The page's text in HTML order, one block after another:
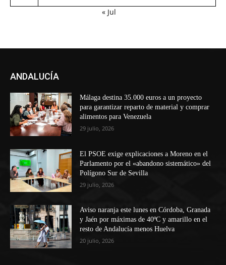
« Jul
ANDALUCÍA
Málaga destina 35.000 euros a un proyecto
para garantizar reparto de material y comprar
alimentos para Venezuela
29 julio, 2026
El PSOE exige explicaciones a Moreno en el
Parlamento por el «abandono sistemático» del
Polígono Sur de Sevilla
29 julio, 2026
Aviso naranja este lunes en Córdoba, Granada
y Jaén por máximas de 40ºC y amarillo en el
resto de Andalucía menos Huelva
20 julio, 2026